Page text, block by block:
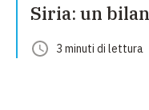
Siria: un
3 minuti di lettura